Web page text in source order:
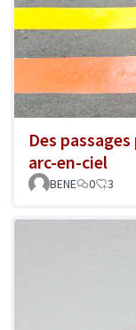
Des
arc-en-ciel
BENE 0 3